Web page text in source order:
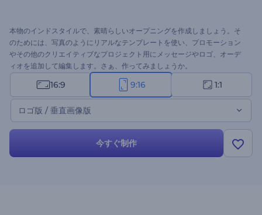
本物のインドスタイルで、素晴らしいオープニングを作成しましょう。そ
のためには、写真のようにリアルなテンプレートを使い、プロモーション
やその他のクリエイティブなプロジェクト用にメッセージやロゴ、オーデ
ィオを追加して編集します。さぁ、作ってみましょうか。
16:9 9:16 1:1
ロゴ版 / 垂直画像版
今すぐ制作